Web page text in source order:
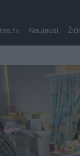
Naujausi